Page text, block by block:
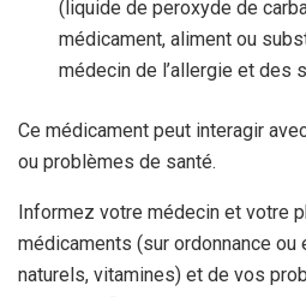
(liquide de peroxyde de
médicament, aliment ou
médecin de l’allergie et des
Ce médicament peut interagir
ou problèmes de santé.
Informez votre médecin et votre
médicaments (sur ordonnance ou
naturels, vitamines) et de vos